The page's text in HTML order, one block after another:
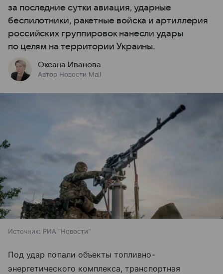
за последние сутки авиация, ударные
беспилотники, ракетные войска и артиллерия
российских группировок нанесли удары
по целям на территории Украины.
Оксана Иванова
Автор Новости Mail
Источник: РИА "Новости"
Под удар попали объекты топливно-
энергетического комплекса, транспортная